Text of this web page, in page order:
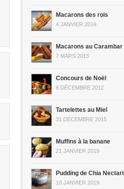
Macarons des rois
4 JANVIER 2016
Macarons au Carambar
7 MARS 2013
Concours de Noël
6 DÉCEMBRE 2012
Tartelettes au Miel
31 DÉCEMBRE 2015
Muffins à la banane
21 JANVIER 2019
Pudding de Chia
10 JANVIER 2019